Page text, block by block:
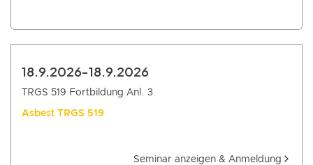
18.9.2026-18.9.2026
TRGS 519 Fortbildung Anl. 3
Asbest TRGS 519
Seminar anzeigen & Anmeldung